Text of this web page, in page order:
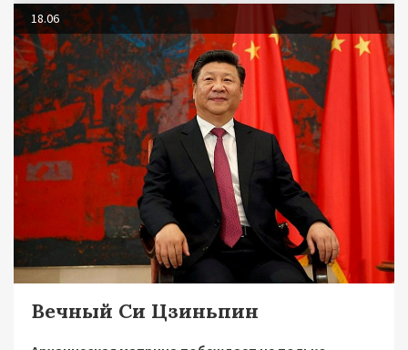
18.06
Вечный Си Цзиньпин